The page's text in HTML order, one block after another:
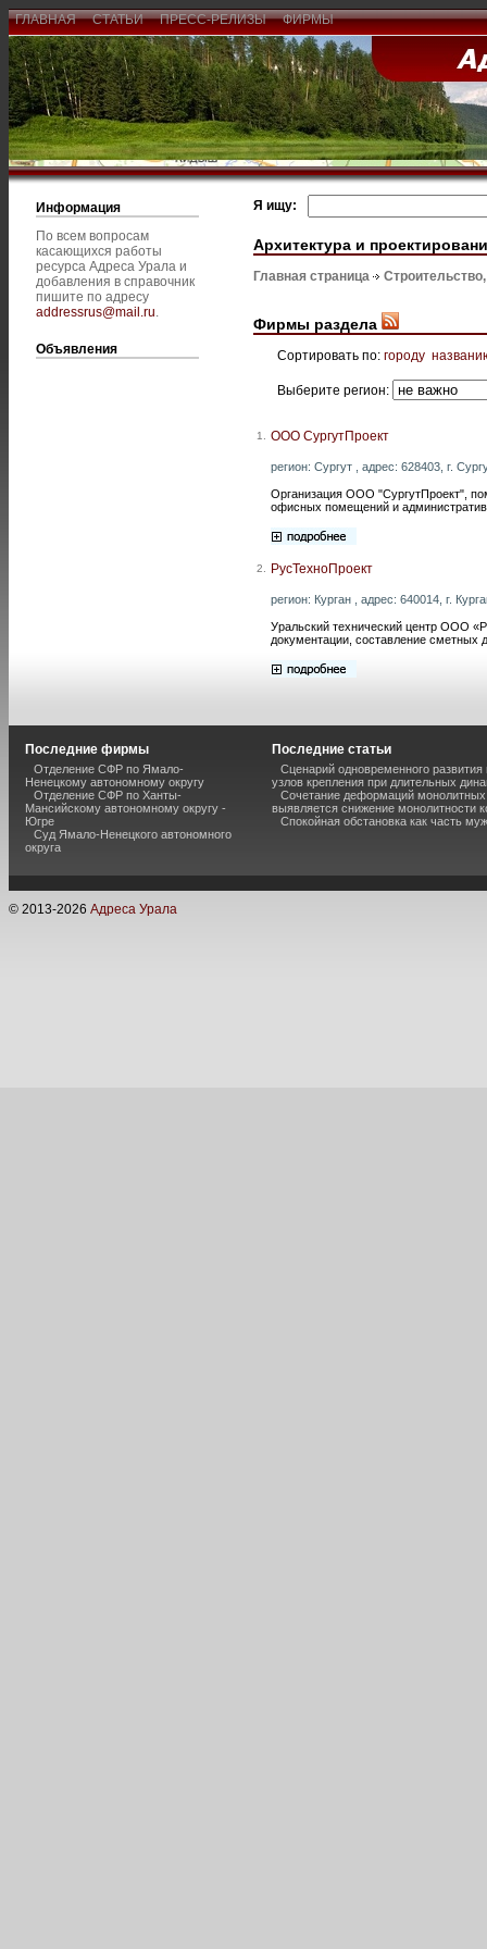
ГЛАВНАЯ СТАТЬИ ПРЕСС-РЕЛИЗЫ ФИРМЫ
Информация
По всем вопросам
касающихся работы
ресурса Адреса Урала и
добавления в справочник
пишите по адресу
addressrus@mail.ru.
Объявления
Я ищу:
Архитектура и
Главная страница
Фирмы раздела
Сортировать по: городу
Выберите регион:
1. ООО СургутПроект
регион: Сургут , адрес: 628403, г.
Организация ООО "СургутПроект",
офисных помещений и
2. РусТехноПроект
регион: Курган , адрес: 640014, г.
Уральский технический центр ООО
документации, составление сметных
Последние фирмы
Отделение СФР по Ямало-
Ненецкому автономному округу
Отделение СФР по Ханты-
Мансийскому автономному округу -
Югре
Суд Ямало-Ненецкого автономного
округа
Последние статьи
Сценарий одновременного
узлов крепления при длительных
Сочетание деформаций монолитных
выявляется снижение монолитности
Спокойная обстановка как часть
© 2013-2026 Адреса Урала